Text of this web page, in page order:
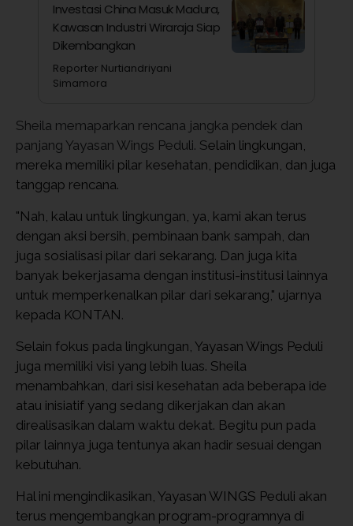
Investasi China Masuk Madura,
Kawasan Industri Wiraraja Siap
Dikembangkan
Reporter Nurtiandriyani
Simamora
Sheila memaparkan rencana jangka pendek dan
panjang Yayasan Wings Peduli. Selain lingkungan,
mereka memiliki pilar kesehatan, pendidikan, dan juga
tanggap rencana.
"Nah, kalau untuk lingkungan, ya, kami akan terus
dengan aksi bersih, pembinaan bank sampah, dan
juga sosialisasi pilar dari sekarang. Dan juga kita
banyak bekerjasama dengan institusi-institusi lainnya
untuk memperkenalkan pilar dari sekarang," ujarnya
kepada KONTAN.
Selain fokus pada lingkungan, Yayasan Wings Peduli
juga memiliki visi yang lebih luas. Sheila
menambahkan, dari sisi kesehatan ada beberapa ide
atau inisiatif yang sedang dikerjakan dan akan
direalisasikan dalam waktu dekat. Begitu pun pada
pilar lainnya juga tentunya akan hadir sesuai dengan
kebutuhan.
Hal ini mengindikasikan, Yayasan WINGS Peduli akan
terus mengembangkan program-programnya di